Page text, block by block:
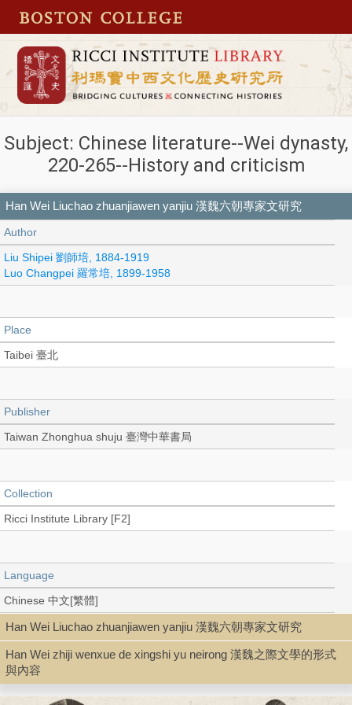
Subject: Chinese literature--Wei dynasty,
220-265--History and criticism
Han Wei Liuchao zhuanjiawen yanjiu 漢魏六朝專家文研究
Author
Liu Shipei 劉師培, 1884-1919
Luo Changpei 羅常培, 1899-1958
Place
Taibei 臺北
Publisher
Taiwan Zhonghua shuju 臺灣中華書局
Collection
Ricci Institute Library [F2]
Language
Chinese 中文[繁體]
Type
Book
Han Wei Liuchao zhuanjiawen yanjiu 漢魏六朝專家文研究
Han Wei zhiji wenxue de xingshi yu neirong 漢魏之際文學的形式
與內容